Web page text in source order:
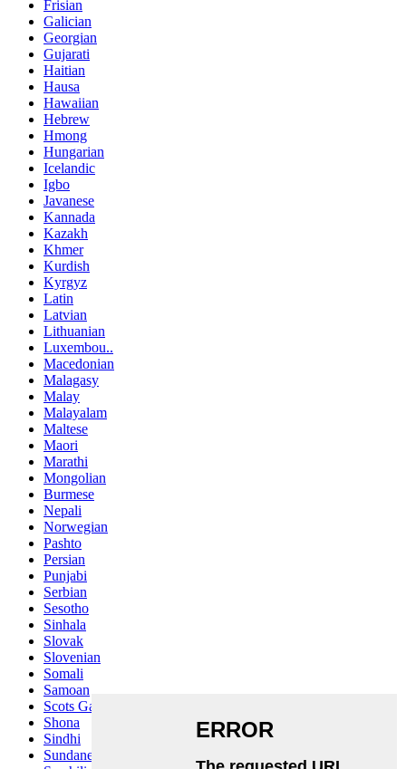
Frisian
Galician
Georgian
Gujarati
Haitian
Hausa
Hawaiian
Hebrew
Hmong
Hungarian
Icelandic
Igbo
Javanese
Kannada
Kazakh
Khmer
Kurdish
Kyrgyz
Latin
Latvian
Lithuanian
Luxembou..
Macedonian
Malagasy
Malay
Malayalam
Maltese
Maori
Marathi
Mongolian
Burmese
Nepali
Norwegian
Pashto
Persian
Punjabi
Serbian
Sesotho
Sinhala
Slovak
Slovenian
Somali
Samoan
Scots Gaelic
Shona
Sindhi
Sundanese